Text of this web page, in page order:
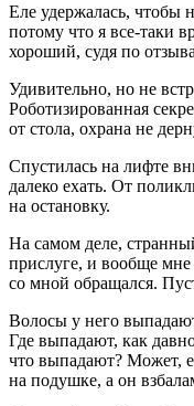
Еле удержалась, чтобы
потому что я все-таки
хороший, судя по
Удивительно, но не
Роботизированная
от стола, охрана не
Спустилась на лифте
далеко ехать. От
на остановку.
На самом деле,
прислуге, и вообще
со мной обращался.
Волосы у него
Где выпадают, как
что выпадают? Может,
на подушке, а он